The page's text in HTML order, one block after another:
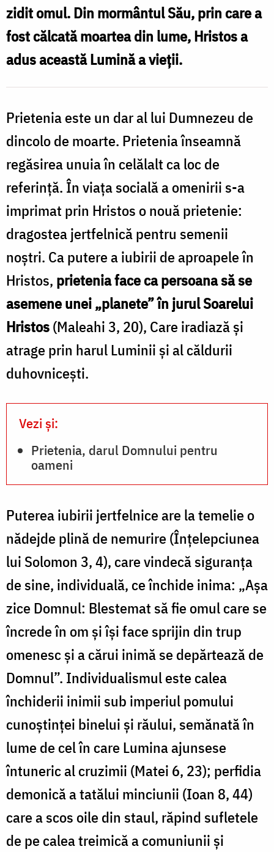
zidit omul. Din mormântul Său, prin care a
fost călcată moartea din lume, Hristos a
adus această Lumină a vieții.
Prietenia este un dar al lui Dumnezeu de
dincolo de moarte. Prietenia înseamnă
regăsirea unuia în celălalt ca loc de
referință. În viața socială a omenirii s-a
imprimat prin Hristos o nouă prietenie:
dragostea jertfelnică pentru semenii
noștri. Ca putere a iubirii de aproapele în
Hristos, prietenia face ca persoana să se
asemene unei „planete” în jurul Soarelui
Hristos(Maleahi 3, 20), Care iradiază și
atrage prin harul Luminii și al căldurii
duhovnicești.
Vezi și:
Prietenia, darul Domnului pentru
oameni
Puterea iubirii jertfelnice are la temelie o
nădejde plină de nemurire (Înțelepciunea
lui Solomon 3, 4), care vindecă siguranța
de sine, individuală, ce închide inima: „Așa
zice Domnul: Blestemat să fie omul care se
încrede în om și își face sprijin din trup
omenesc și a cărui inimă se depărtează de
Domnul”. Individualismul este calea
închiderii inimii sub imperiul pomului
cunoștinței binelui și răului, semănată în
lume de cel în care Lumina ajunsese
întuneric al cruzimii (Matei 6, 23); perfidia
demonică a tatălui minciunii (Ioan 8, 44)
care a scos oile din staul, răpind sufletele
de pe calea treimică a comuniunii și